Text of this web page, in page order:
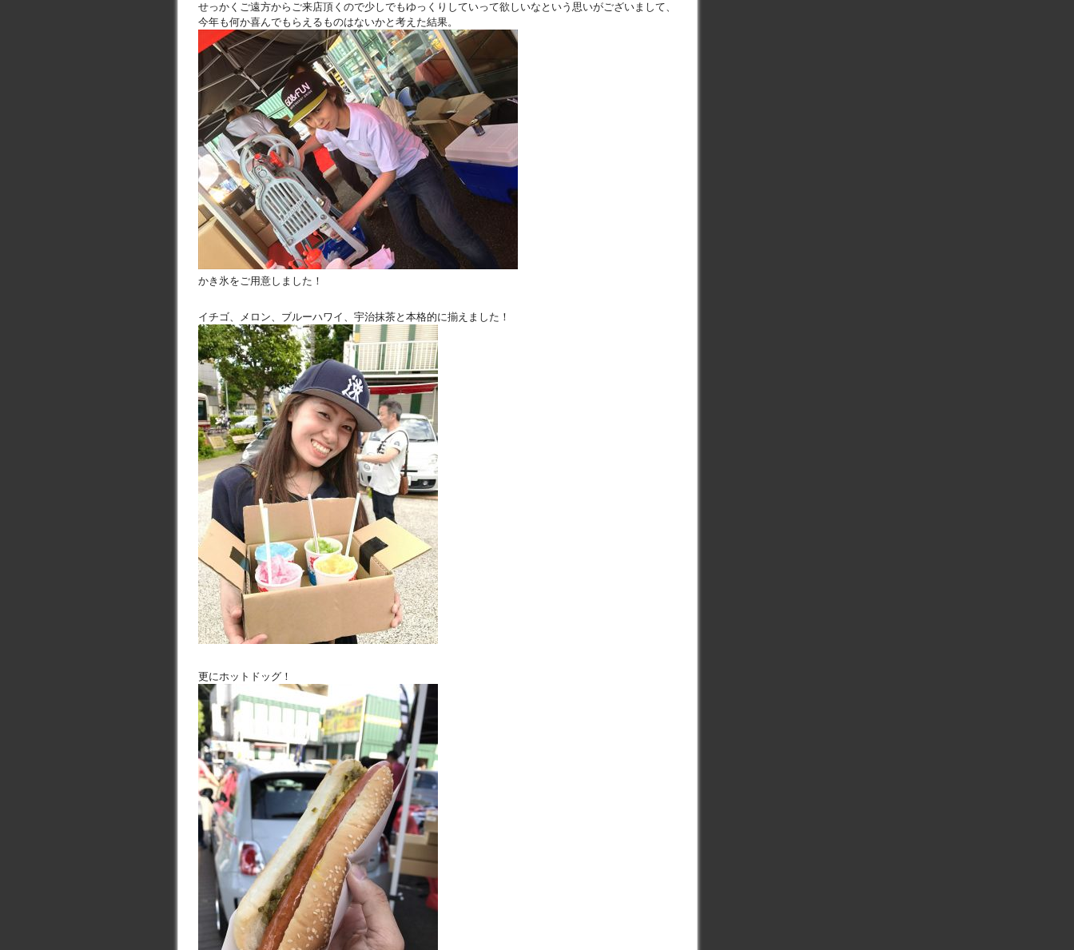
せっかくご遠方からご来店頂くので少しでもゆっくりしていって欲しいなという思いがございまして、
今年も何か喜んでもらえるものはないかと考えた結果。
かき氷をご用意しました！
イチゴ、メロン、ブルーハワイ、宇治抹茶と本格的に揃えました！
更にホットドッグ！